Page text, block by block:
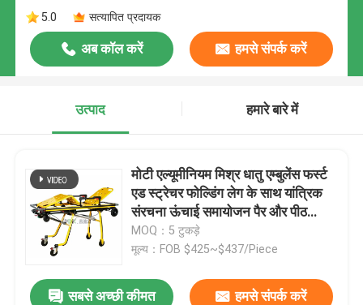
5.0
सत्यापित प्रदायक
अब कॉल करें हमसे संपर्क करें
उत्पाद हमारे बारे में
मोटी एल्यूमीनियम मिश्र धातु एम्बुलेंस फर्स्ट
एड स्ट्रेचर फोल्डिंग लेग के साथ यांत्रिक
संरचना ऊंचाई समायोजन पैर और पीठ
समायोजन
MOQ：5 टुकड़े
मूल्य：FOB $425~$437/Piece
सबसे अच्छी कीमत हमसे संपर्क करें